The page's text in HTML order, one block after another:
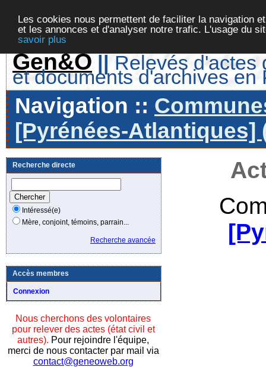
Les cookies nous permettent de faciliter la navigation
et les annonces et d'analyser notre trafic. L'usage du
savoir plus
Gen&O || Relevés d'actes
et documents d'archives en
Navigation ::
[Pyrénées-Atlantiques]
Recherche directe
Intéressé(e)
Mère, conjoint, témoins, parrain...
Recherche avancée
Accès membres
Connexion
Nous cherchons des volontaires
pour relever des actes (état civil et
autres). Pour rejoindre l'équipe,
merci de nous contacter par mail via
contact@geneoweb.org